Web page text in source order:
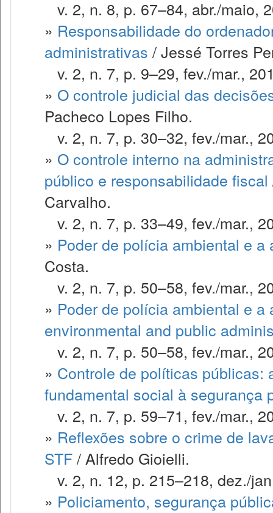
v. 2, n. 8, p. 67–84, abr./maio,
» Responsabilidade do
administrativas / Jessé Torres
v. 2, n. 7, p. 9–29, fev./mar.,
» O controle judicial das
Pacheco Lopes Filho.
v. 2, n. 7, p. 30–32, fev./mar.,
» O controle interno na
público e responsabilidade fiscal
Carvalho.
v. 2, n. 7, p. 33–49, fev./mar.,
» Poder de polícia ambiental e
Costa.
v. 2, n. 7, p. 50–58, fev./mar.,
» Poder de polícia ambiental e
environmental and public
v. 2, n. 7, p. 50–58, fev./mar.,
» Controle de políticas públicas:
fundamental social à segurança
v. 2, n. 7, p. 59–71, fev./mar.,
» Reflexões sobre o crime de
STF/ Alfredo Gioielli.
v. 2, n. 12, p. 215–218, dez./
» Policiamento, segurança